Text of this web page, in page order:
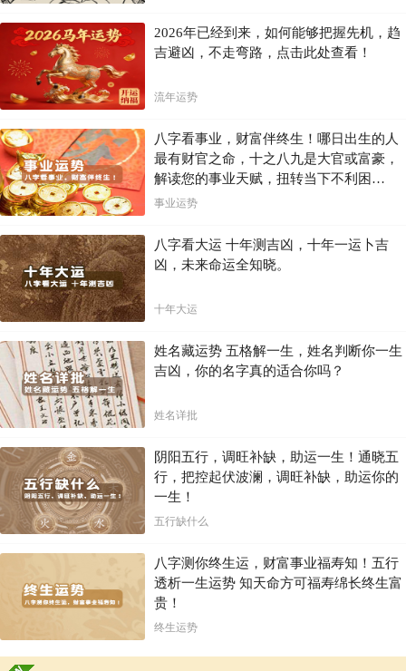
2026年已经到来，如何能够把握先机，趋
吉避凶，不走弯路，点击此处查看！
流年运势
八字看事业，财富伴终生！哪日出生的人
最有财官之命，十之八九是大官或富豪，
解读您的事业天赋，扭转当下不利困
局！！
事业运势
八字看大运 十年测吉凶，十年一运卜吉
凶，未来命运全知晓。
十年大运
姓名藏运势 五格解一生，姓名判断你一生
吉凶，你的名字真的适合你吗？
姓名详批
阴阳五行，调旺补缺，助运一生！通晓五
行，把控起伏波澜，调旺补缺，助运你的
一生！
五行缺什么
八字测你终生运，财富事业福寿知！五行
透析一生运势 知天命方可福寿绵长终生富
贵！
终生运势